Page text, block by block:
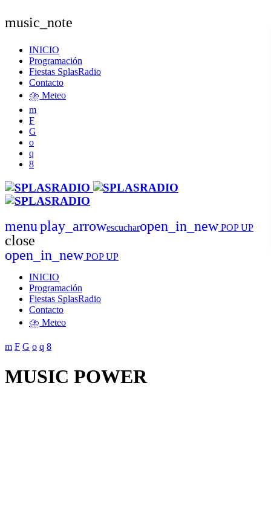
music_note
INICIO
Programación
Fiestas SplasRadio
Contacto
⛈️ Meteo
menuplay_arrowescucharopen_in_newPOP UP
close
open_in_newPOP UP
INICIO
Programación
Fiestas SplasRadio
Contacto
⛈️ Meteo
MUSIC POWER